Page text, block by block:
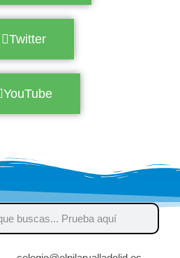
Twitter
YouTube